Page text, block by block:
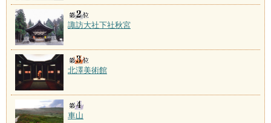
諏訪大社下社秋宮
北澤美術館
車山